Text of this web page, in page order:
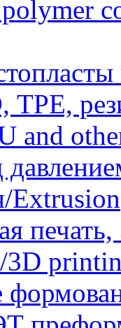
and
Extrusion
3D